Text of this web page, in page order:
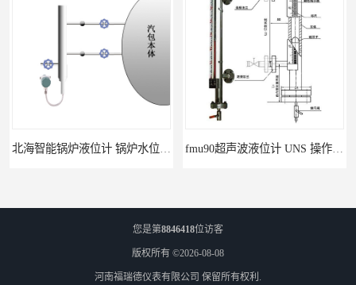
北海智能锅炉液位计 锅炉水位计厂商 自动适应自动校准 fmu90超声波液位计 UNS 操作简单
您是第8846418位访客
版权所有 ©2026-08-08
河南福瑞德仪表有限公司 保留所有权利.